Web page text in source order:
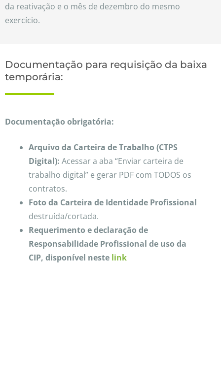
da reativação e o mês de dezembro do mesmo
exercício.
Documentação para requisição da baixa
temporária:
Documentação obrigatória:
Arquivo da Carteira de Trabalho (CTPS
Digital): Acessar a aba “Enviar carteira de
trabalho digital” e gerar PDF com TODOS os
contratos.
Foto da Carteira de Identidade Profissional
destruída/cortada.
Requerimento e declaração de
Responsabilidade Profissional de uso da
CIP, disponível neste link